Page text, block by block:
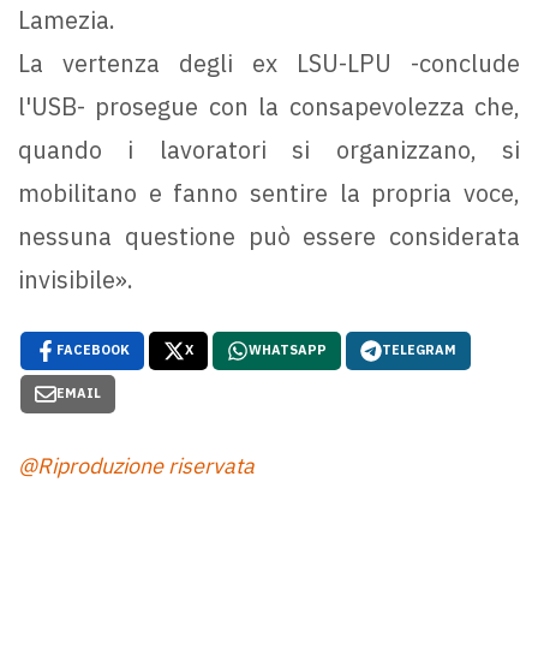
Lamezia.
La vertenza degli ex LSU-LPU -conclude
l'USB- prosegue con la consapevolezza che,
quando i lavoratori si organizzano, si
mobilitano e fanno sentire la propria voce,
nessuna questione può essere considerata
invisibile».
FACEBOOK X WHATSAPP TELEGRAM
EMAIL
@Riproduzione riservata